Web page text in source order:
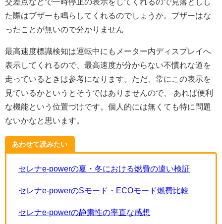
た際はブザーも鳴らしてくれるのでしょうか。ブザーはな
ったことが無いので分かりません
最高速度標識検知は運転中にもメーター内ディスプレイへ
表示してくれるので、最高速度が分からない不慣れな道を
走っているときは参考になります。ただ、常にこの表示を
見ているかというとそうではありませんので、 あれば便利
な機能という位置づけです。個人的には無くても特に問題
ないかなと思います。
あわせて読みたい
セレナe-powerの夏・冬における燃費の違い検証
セレナe-powerのSモード・ECOモード燃費比較
セレナe-powerの静粛性の率直な感想